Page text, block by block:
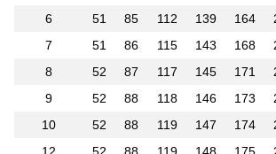
6
51 85 112 139 164
7
51 86 115 143 168
8
52 87 117 145 171
9
52 88 118 146 173
10
52 88 119 147 174